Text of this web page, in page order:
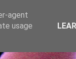
agent
usage